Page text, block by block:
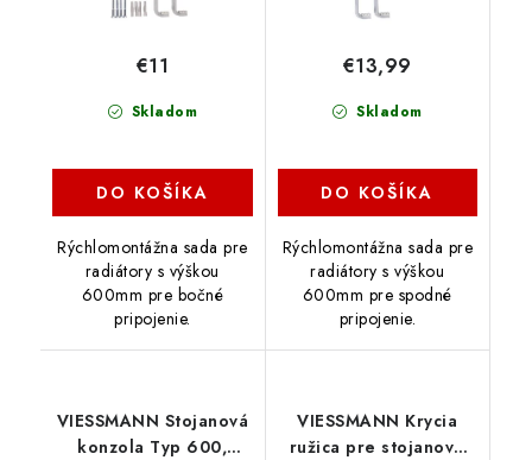
Skladom
€11
DO KOŠÍKA
Rýchlomontážna sada pre
radiátory s výškou
600mm pre bočné
pripojenie.
Skladom
€13,99
DO KOŠÍKA
Rýchlomontážna sada pre
radiátory s výškou
600mm pre spodné
pripojenie.
VIESSMANN Stojanová
konzola Typ 600,
VIESSMANN Krycia
ružica pre stojanové